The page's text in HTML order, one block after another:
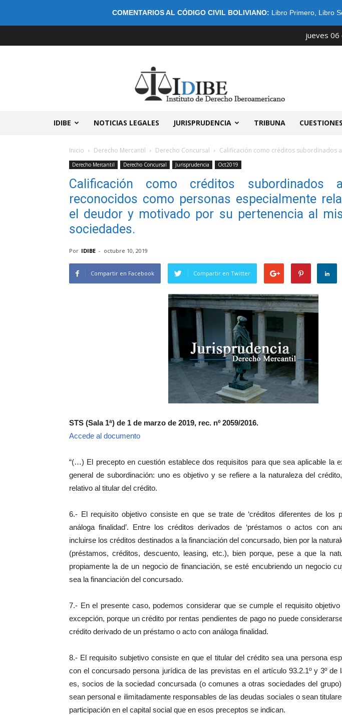
COMENTARIOS AL CÓDIGO CIVIL BOLIVIANO: Libro Primero, Libro
jueves 06
IDIBE NOTICIAS LEGALES JURISPRUDENCIA TRIBUNA
Inicio Derecho Mercantil Derecho Concursal Calificación como créditos subordinados
Derecho Mercantil Derecho Concursal Jurisprudencia Oct2019
Calificación como créditos subordinados
reconocidos como personas especialmente
el deudor y motivado por su pertenencia al
sociedades.
Por IDIBE - octubre 10, 2019
Compartir en Facebook Compartir en Twitter
STS (Sala 1ª) de 1 de marzo de 2019, rec. nº 2059/2016.
Accede al documento
“(…) El precepto en cuestión establece dos requisitos para que sea aplicable la
general de subordinación: uno es objetivo y se refiere a la naturaleza del
relativo al titular del crédito.
6.- El requisito objetivo consiste en que se trate de ‘créditos diferentes de los
análoga finalidad’. Entre los créditos derivados de ‘préstamos o actos con
incluirse los créditos destinados a la financiación del concursado, bien por la
(préstamos, créditos, descuento, leasing, etc.), bien porque, pese a que la
propiamente la de un negocio de financiación, se esté encubriendo un negocio
sea la financiación del concursado.
7.- En el presente caso, podemos considerar que se cumple el requisito
excepción, porque un crédito por rentas pendientes de pago no puede
crédito derivado de un préstamo o acto con análoga finalidad.
8.- El requisito subjetivo consiste en que el titular del crédito sea una persona
con el concursado persona jurídica de las previstas en el artículo 93.2.1º y 3º
es, socios de la sociedad concursada (o comunes a otras sociedades del
sean personal e ilimitadamente responsables de las deudas sociales o sean
participación en el capital social que en esos preceptos se indican.